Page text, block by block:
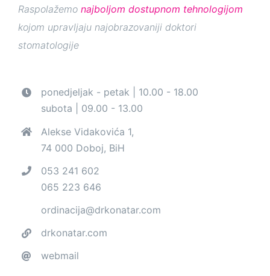
Raspolažemo najboljom dostupnom tehnologijom
kojom upravljaju najobrazovaniji doktori
stomatologije
ponedjeljak - petak | 10.00 - 18.00
subota | 09.00 - 13.00
Alekse Vidakovića 1,
74 000 Doboj, BiH
053 241 602
065 223 646
ordinacija@drkonatar.com
drkonatar.com
webmail